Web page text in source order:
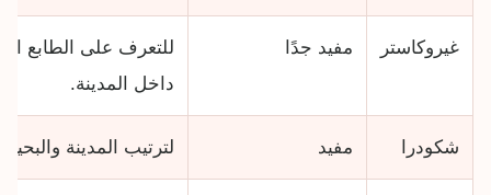
غيروكاستر مفيد جدًا
للتعرف على الطابع
داخل المدينة.
شكودرا مفيد لترتيب المدينة